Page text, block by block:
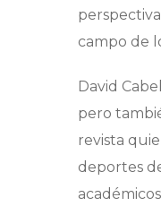
campo de
David
pero
revista
deportes